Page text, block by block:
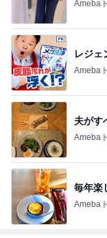
Ameba
レジェ
Ameba
夫がす
Ameba
毎年楽
Ameba